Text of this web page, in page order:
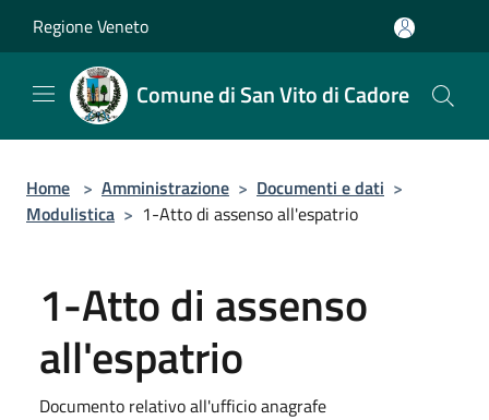
Regione Veneto
Comune di San Vito di Cadore
Home > Amministrazione > Documenti e dati >
Modulistica > 1-Atto di assenso all'espatrio
1-Atto di assenso
all'espatrio
Documento relativo all'ufficio anagrafe